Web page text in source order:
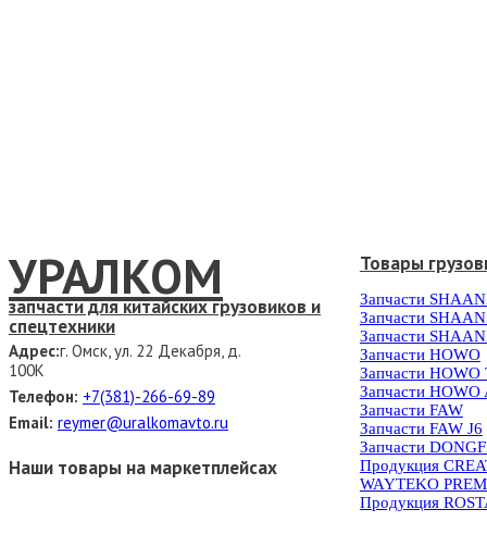
УРАЛКОМ
запчасти для китайских грузовиков и
спецтехники
Адрес:г. Омск, ул. 22 Декабря, д.
100К
Телефон: +7(381)-266-69-89
Email: reymer@uralkomavto.ru
Наши товары на маркетплейсах
Товары
Запчасти
Запчасти
Запчасти
Запчасти HOWO
Запчасти HOWO
Запчасти HOWO
Запчасти FAW
Запчасти FAW J6
Запчасти
Продукция
WAYTEKO
Продукция